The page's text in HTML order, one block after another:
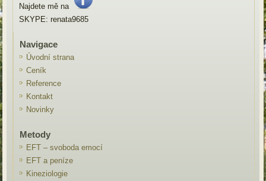
Najdete mě na
SKYPE: renata9685
Navigace
Úvodní strana
Ceník
Reference
Kontakt
Novinky
Metody
EFT – svoboda emocí
EFT a peníze
Kineziologie